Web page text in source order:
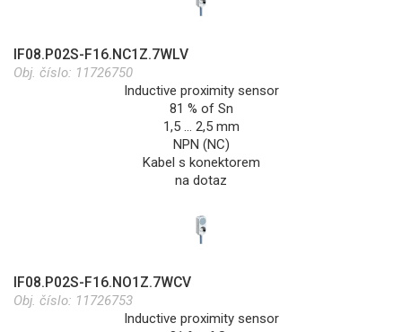
IF08.P02S-F16.NC1Z.7WLV
Obj. číslo: 11726750
Inductive proximity sensor
81 % of Sn
1,5 … 2,5 mm
NPN (NC)
Kabel s konektorem
na dotaz
IF08.P02S-F16.NO1Z.7WCV
Obj. číslo: 11726753
Inductive proximity sensor